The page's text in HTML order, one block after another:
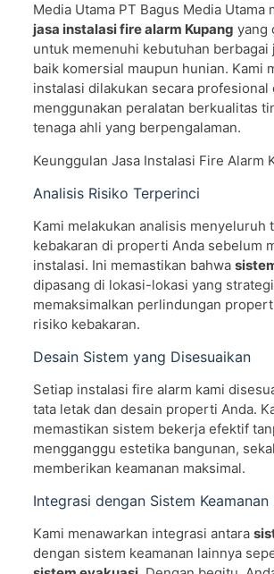
Media Utama PT Bagus Media Utama
jasa instalasi fire alarm Kupang yang
untuk memenuhi kebutuhan
baik komersial maupun hunian. Kami
instalasi dilakukan secara profesional
menggunakan peralatan berkualitas
tenaga ahli yang berpengalaman.
Keunggulan Jasa Instalasi Fire Alarm
Analisis Risiko Terperinci
Kami melakukan analisis menyeluruh
kebakaran di properti Anda sebelum
instalasi. Ini memastikan bahwa
dipasang di lokasi-lokasi yang
memaksimalkan perlindungan
risiko kebakaran.
Desain Sistem yang Disesuaikan
Setiap instalasi fire alarm kami
tata letak dan desain properti Anda.
memastikan sistem bekerja efektif
mengganggu estetika bangunan,
memberikan keamanan maksimal.
Integrasi dengan Sistem Keamanan
Kami menawarkan integrasi antara
dengan sistem keamanan lainnya